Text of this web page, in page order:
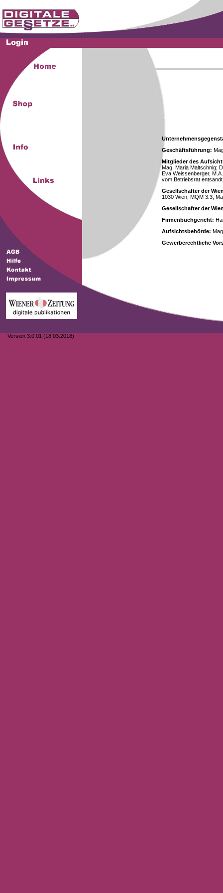
Version 3.0.01 (18.03.2018)
Geschäftsführung:
Mitglieder des
Mag. Maria Maltschnig;
Eva Weissenberger,
vom Betriebsrat
Gesellschafter der
1030 Wien, MQM 3.3,
Gesellschafter der
Firmenbuchgericht:
Aufsichtsbehörde:
Gewerberechtliche